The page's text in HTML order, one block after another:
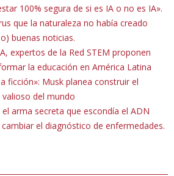
100% segura de si es IA o no es IA».
que la naturaleza no había creado
buenas noticias.
expertos de la Red STEM proponen
la educación en América Latina
ficción»: Musk planea construir el
del mundo
arma secreta que escondía el ADN
el diagnóstico de enfermedades.